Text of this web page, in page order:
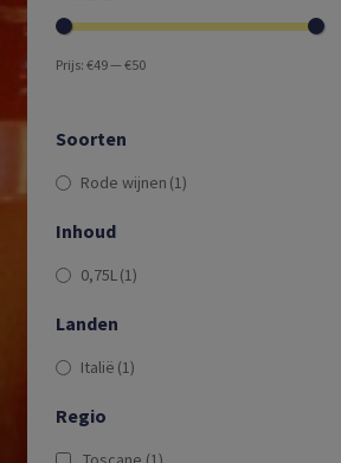
Prijs: €49— €50
Soorten
Rode wijnen (1)
Inhoud
0,75L(1)
Landen
Italië (1)
Regio